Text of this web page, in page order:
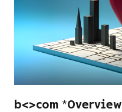
b<>com Overview